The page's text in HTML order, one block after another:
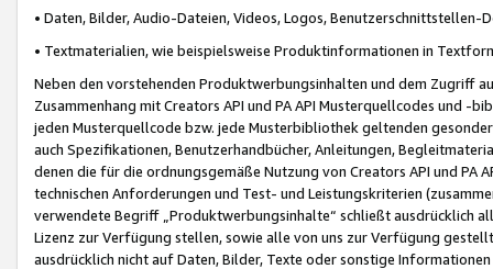
• Daten, Bilder, Audio-Dateien, Videos, Logos, Benutzerschnittstellen-
• Textmaterialien, wie beispielsweise Produktinformationen in
Neben den vorstehenden Produktwerbungsinhalten und dem Zugriff
Zusammenhang mit Creators API und PA API Musterquellcodes und
jeden Musterquellcode bzw. jede Musterbibliothek geltenden
auch Spezifikationen, Benutzerhandbücher, Anleitungen,
denen die für die ordnungsgemäße Nutzung von Creators API und PA
technischen Anforderungen und Test- und Leistungskriterien
verwendete Begriff „Produktwerbungsinhalte“ schließt ausdrücklich
Lizenz zur Verfügung stellen, sowie alle von uns zur Verfügung
ausdrücklich nicht auf Daten, Bilder, Texte oder sonstige